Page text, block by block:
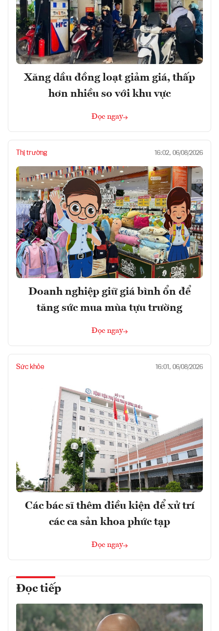
Xăng dầu đồng loạt giảm giá, thấp
hơn nhiều so với khu vực
Đọc ngay
Thị trường 16:02, 06/08/2026
Doanh nghiệp giữ giá bình ổn để
tăng sức mua mùa tựu trường
Đọc ngay
Sức khỏe 16:01, 06/08/2026
Các bác sĩ thêm điều kiện để xử trí
các ca sản khoa phức tạp
Đọc ngay
Đọc tiếp